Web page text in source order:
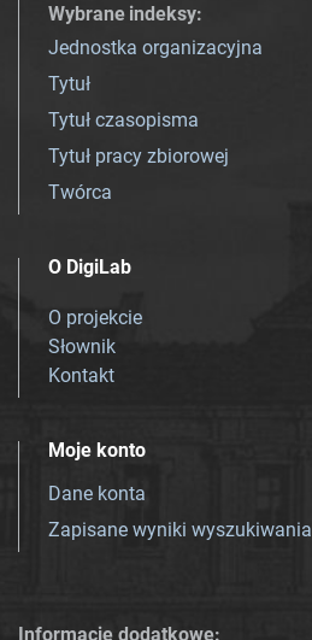
Wybrane indeksy:
Jednostka organizacyjna
Tytuł
Tytuł czasopisma
Tytuł pracy zbiorowej
Twórca
O DigiLab
O projekcie
Słownik
Kontakt
Moje konto
Dane konta
Zapisane wyniki wyszukiwania
Informacje dodatkowe: